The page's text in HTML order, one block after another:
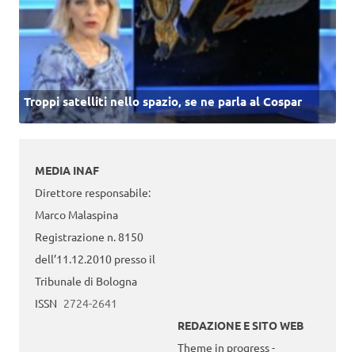
Troppi satelliti nello spazio, se ne parla al Cospar
MEDIA INAF
Direttore responsabile:
Marco Malaspina
Registrazione n. 8150
dell’11.12.2010 presso il
Tribunale di Bologna
ISSN 2724-2641
REDAZIONE E SITO WEB
Theme in progress -